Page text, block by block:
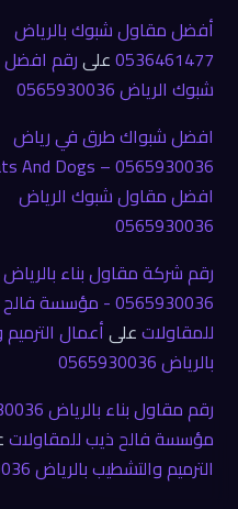
أفضل مقاول شبوك بالرياض
0536461477علىرقم
شبوك الرياض 0565930036
افضل شبواك طرق في رياض
0565930036 – Cats And Dogs
افضل مقاول شبوك الرياض
0565930036
رقم شركة مقاول بناء بالرياض
0565930036 - مؤسسة
للمقاولاتعلىأعمال
بالرياض 0565930036
مؤسسة فالح ذيب للمقاولات
الترميم والتشطيب بالرياض 0565930036